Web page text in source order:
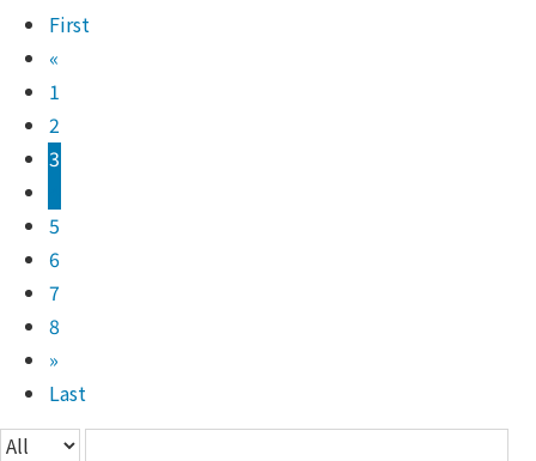
First
«
1
2
3
5
6
7
8
»
Last